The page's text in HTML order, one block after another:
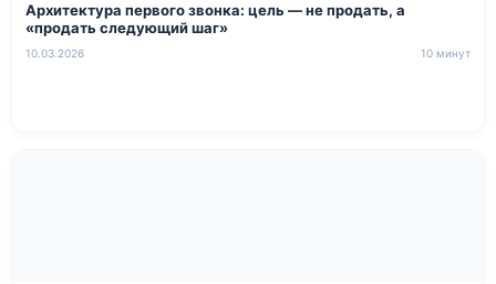
Архитектура первого звонка: цель — не продать, а
«продать следующий шаг»
10.03.2026 10 минут